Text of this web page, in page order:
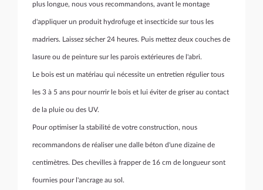
plus longue, nous vous recommandons, avant le montage
d'appliquer un produit hydrofuge et insecticide sur tous les
madriers. Laissez sécher 24 heures. Puis mettez deux couches de
lasure ou de peinture sur les parois extérieures de l'abri.
Le bois est un matériau qui nécessite un entretien régulier tous
les 3 à 5 ans pour nourrir le bois et lui éviter de griser au contact
de la pluie ou des UV.
Pour optimiser la stabilité de votre construction, nous
recommandons de réaliser une dalle béton d'une dizaine de
centimètres. Des chevilles à frapper de 16 cm de longueur sont
fournies pour l'ancrage au sol.